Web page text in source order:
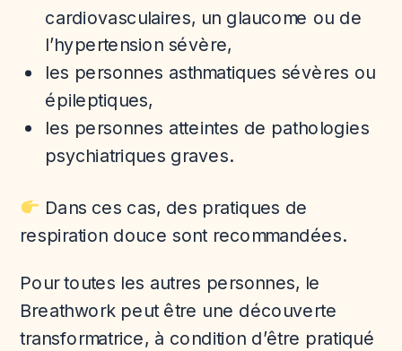
cardiovasculaires, un glaucome ou de
l’hypertension sévère,
les personnes asthmatiques sévères ou
épileptiques,
les personnes atteintes de pathologies
psychiatriques graves.
Dans ces cas, des pratiques de
respiration douce sont recommandées.
Pour toutes les autres personnes, le
Breathwork peut être une découverte
transformatrice, à condition d’être pratiqué